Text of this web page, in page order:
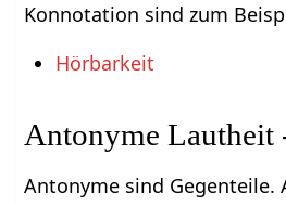
Konnotation sind zum
Hörbarkeit
Antonyme Lautheit
Antonyme sind Gegenteile.